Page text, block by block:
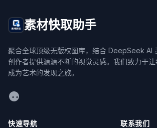
素材快取助手
聚合全球顶级无版权图库，结合 DeepSeek AI
创作者提供源源不断的视觉灵感。我们致力于
成为艺术的发现之旅。
WeChat
快速导航 联系我们